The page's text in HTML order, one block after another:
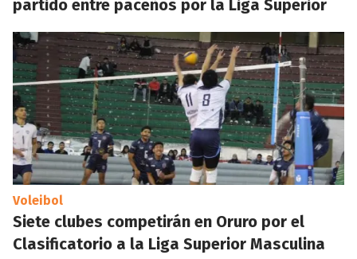
partido entre paceños por la Liga Superior
Voleibol
Siete clubes competirán en Oruro por el
Clasificatorio a la Liga Superior Masculina